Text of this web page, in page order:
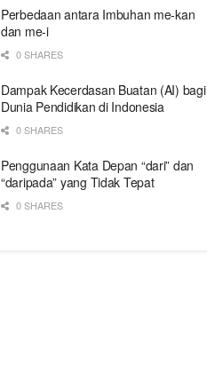
Perbedaan antara Imbuhan me-kan
dan me-i
0 SHARES
Dampak Kecerdasan Buatan (AI) bagi
Dunia Pendidikan di Indonesia
0 SHARES
Penggunaan Kata Depan “dari” dan
“daripada” yang Tidak Tepat
0 SHARES